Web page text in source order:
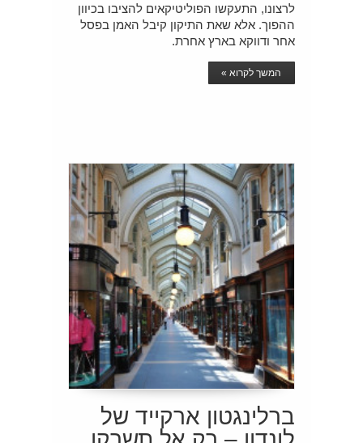
לרצונו, התעקשו הפוליטיקאים להציבו בכיוון
ההפוך. אלא שאת התיקון קיבל האמן בפסל
אחר ודווקא בארץ אחרת.
המשך לקרוא »
ברלינגטון ארקייד של